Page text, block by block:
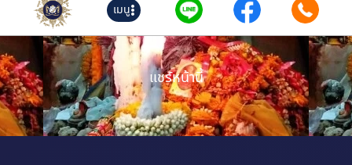
เมนู
แชร์หน้านี้